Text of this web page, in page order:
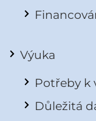
Výuka
Potřeby k
Důležitá